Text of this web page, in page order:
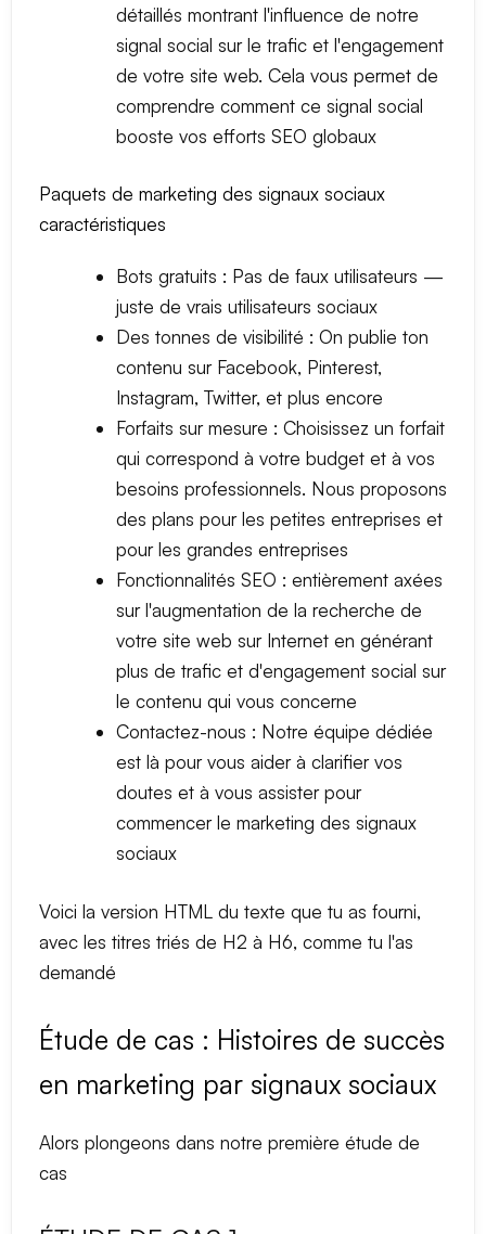
détaillés montrant l'influence de notre
signal social sur le trafic et l'engagement
de votre site web. Cela vous permet de
comprendre comment ce signal social
booste vos efforts SEO globaux
Paquets de marketing des signaux sociaux
caractéristiques
Bots gratuits : Pas de faux utilisateurs —
juste de vrais utilisateurs sociaux
Des tonnes de visibilité : On publie ton
contenu sur Facebook, Pinterest,
Instagram, Twitter, et plus encore
Forfaits sur mesure : Choisissez un forfait
qui correspond à votre budget et à vos
besoins professionnels. Nous proposons
des plans pour les petites entreprises et
pour les grandes entreprises
Fonctionnalités SEO : entièrement axées
sur l'augmentation de la recherche de
votre site web sur Internet en générant
plus de trafic et d'engagement social sur
le contenu qui vous concerne
Contactez-nous : Notre équipe dédiée
est là pour vous aider à clarifier vos
doutes et à vous assister pour
commencer le marketing des signaux
sociaux
Voici la version HTML du texte que tu as fourni,
avec les titres triés de H2 à H6, comme tu l'as
demandé
Étude de cas : Histoires de succès
en marketing par signaux sociaux
Alors plongeons dans notre première étude de
cas